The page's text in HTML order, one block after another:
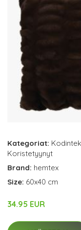
Kategoriat:
Koristetyynyt
Brand: hemtex
Size: 60x40 cm
34.95 EUR